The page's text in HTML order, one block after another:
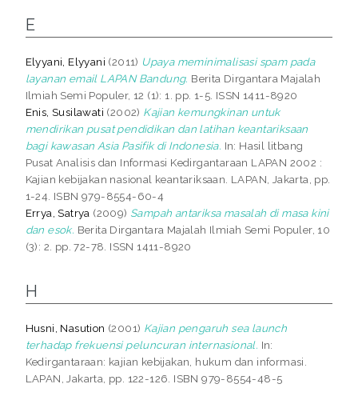
E
Elyyani, Elyyani (2011) Upaya meminimalisasi spam pada
layanan email LAPAN Bandung. Berita Dirgantara Majalah
Ilmiah Semi Populer, 12 (1): 1. pp. 1-5. ISSN 1411-8920
Enis, Susilawati (2002) Kajian kemungkinan untuk
mendirikan pusat pendidikan dan latihan keantariksaan
bagi kawasan Asia Pasifik di Indonesia. In: Hasil litbang
Pusat Analisis dan Informasi Kedirgantaraan LAPAN 2002 :
Kajian kebijakan nasional keantariksaan. LAPAN, Jakarta, pp.
1-24. ISBN 979-8554-60-4
Errya, Satrya (2009) Sampah antariksa masalah di masa kini
dan esok. Berita Dirgantara Majalah Ilmiah Semi Populer, 10
(3): 2. pp. 72-78. ISSN 1411-8920
H
Husni, Nasution (2001) Kajian pengaruh sea launch
terhadap frekuensi peluncuran internasional. In:
Kedirgantaraan: kajian kebijakan, hukum dan informasi.
LAPAN, Jakarta, pp. 122-126. ISBN 979-8554-48-5